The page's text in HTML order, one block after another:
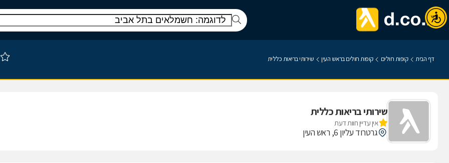
דף הבית קופות חולים קופות חולים בראש העין שירותי בריאות כללית
שירותי בריאות כללית
אין עדיין חוות דעת
גרטרוד עליון 6, ראש העין